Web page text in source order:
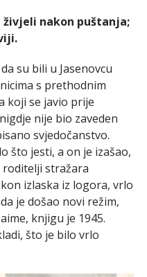
živjeli nakon puštanja;
su bili u Jasenovcu
s prethodnim
koji se javio prije
nije bio zaveden
svjedočanstvo.
što jesti, a on je izašao,
stražara
izlaska iz logora, vrlo
je došao novi režim,
knjigu je 1945.
što je bilo vrlo